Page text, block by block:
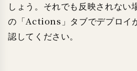
しょう。それでも反映されない
の「Actions」タブでデプロイ
認してください。